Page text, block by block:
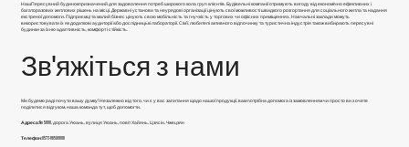
НашПересувний будинокпризначений для задоволення потреб широкого кола груп клієнтів. Будівельні компанії отримують вигоду від економічно ефективних і
багаторазових житлових рішень на місці. Державні установи та неурядові організації цінують свої можливості швидкого розгортання для соціального житла та надання
екстреної допомоги. Підприємці та малий бізнес цінують свою мобільність та гнучкість у торгових чи офісних приміщеннях. Навчальні заклади можуть
використовувати їх як додаткові аудиторії або дослідницькі лабораторії. Сім'ї, любителі активного відпочинку та туристична індустрія також вибирають пересувні
будинки за їхню адаптивність, комфорт і стійкість.
Зв'яжіться з нами
Ми будемо раді почути вашу думку! Незалежно від того, чи є у вас запитання щодо нашої продукції, вам потрібна допомога із замовленням чи просто ви хочете
поділитися відгуком, наша команда тут, щоб допомогти.
Адреса:No 5888, дорога Уюань, вулиця Уюань, повіт Хайянь, Цзясін, Чжецзян
Телефон: 0573-86598806